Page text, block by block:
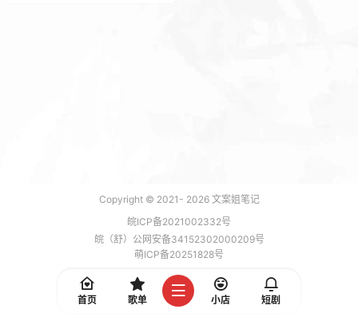
Copyright © 2021- 2026文案姐笔记
皖ICP备2021002332号
皖（舒）公网安备34152302000209号
萌ICP备20251828号
加载 7 能，功耗 0.1721 焦耳
首页
歌单 小店 短剧